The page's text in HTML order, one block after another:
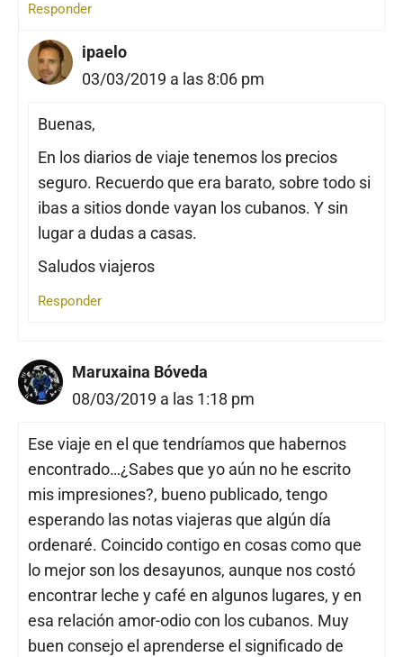
Responder
ipaelo
03/03/2019 a las 8:06 pm
Buenas,
En los diarios de viaje tenemos los precios
seguro. Recuerdo que era barato, sobre todo si
ibas a sitios donde vayan los cubanos. Y sin
lugar a dudas a casas.
Saludos viajeros
Responder
Maruxaina Bóveda
08/03/2019 a las 1:18 pm
Ese viaje en el que tendríamos que habernos
encontrado…¿Sabes que yo aún no he escrito
mis impresiones?, bueno publicado, tengo
esperando las notas viajeras que algún día
ordenaré. Coincido contigo en cosas como que
lo mejor son los desayunos, aunque nos costó
encontrar leche y café en algunos lugares, y en
esa relación amor-odio con los cubanos. Muy
buen consejo el aprenderse el significado de